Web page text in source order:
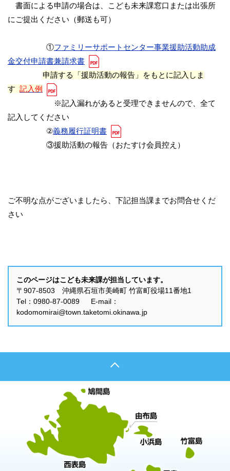
書面による申請の場合は、こども未来課窓口または出張所
にご提出ください（郵送も可）
①ファミリーサポートセンター事業援助活動助成
金交付申請書兼請求書
申請する「援助活動の報告」をもとに記入しま
す 記入例
※記入漏れがあると受理できませんので、全て
記入してください
②義務履行証明書
③援助活動の報告（おたすけ会員控え）
ご不明な点がございましたら、下記担当課までお問合せくだ
さい
このページはこども未来課が担当しています。
〒907-8503 沖縄県石垣市美崎町 竹富町役場11番地1
Tel：0980-87-0089 E-mail：
kodomomirai@town.taketomi.okinawa.jp